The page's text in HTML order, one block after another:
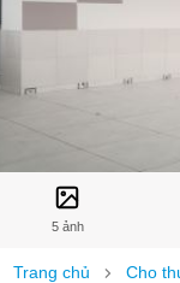
5 ảnh
Trang chủ Cho